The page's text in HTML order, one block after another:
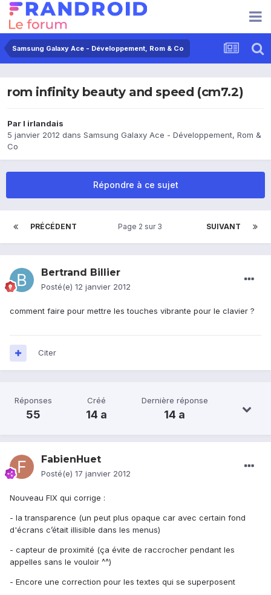
Samsung Galaxy Ace - Développement, Rom & Co
rom infinity beauty and speed (cm7.2)
Par l irlandais
5 janvier 2012 dans Samsung Galaxy Ace - Développement, Rom &
Co
Répondre à ce sujet
PRÉCÉDENT SUIVANT
Page 2 sur 3
Bertrand Billier
Posté(e) 12 janvier 2012
comment faire pour mettre les touches vibrante pour le clavier ?
Citer
Réponses
55
Créé
14 a
Dernière réponse
14 a
FabienHuet
Posté(e) 17 janvier 2012
Nouveau FIX qui corrige :
- la transparence (un peut plus opaque car avec certain fond
d'écrans c’était illisible dans les menus)
- capteur de proximité (ça évite de raccrocher pendant les
appelles sans le vouloir ^^)
- Encore une correction pour les textes qui se superposent